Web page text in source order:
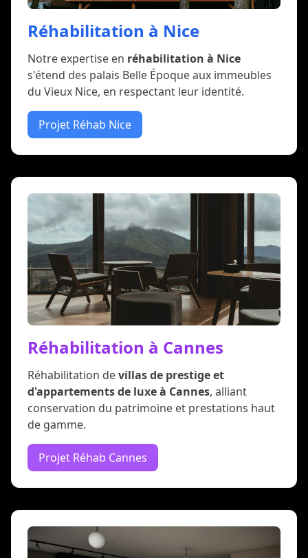
Réhabilitation à Nice
Notre expertise en réhabilitation à Nice
s'étend des palais Belle Époque aux immeubles
du Vieux Nice, en respectant leur identité.
Projet Réhab Nice
Réhabilitation à Cannes
Réhabilitation devillas de prestige et
d'appartements de luxe à Cannes, alliant
conservation du patrimoine et prestations haut
de gamme.
Projet Réhab Cannes